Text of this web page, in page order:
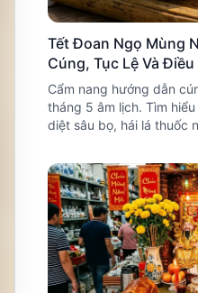
Tết Đoan Ngọ Mùng
Cúng, Tục Lệ Và
Cẩm nang hướng dẫn
tháng 5 âm lịch. Tìm
diệt sâu bọ, hái lá thuốc